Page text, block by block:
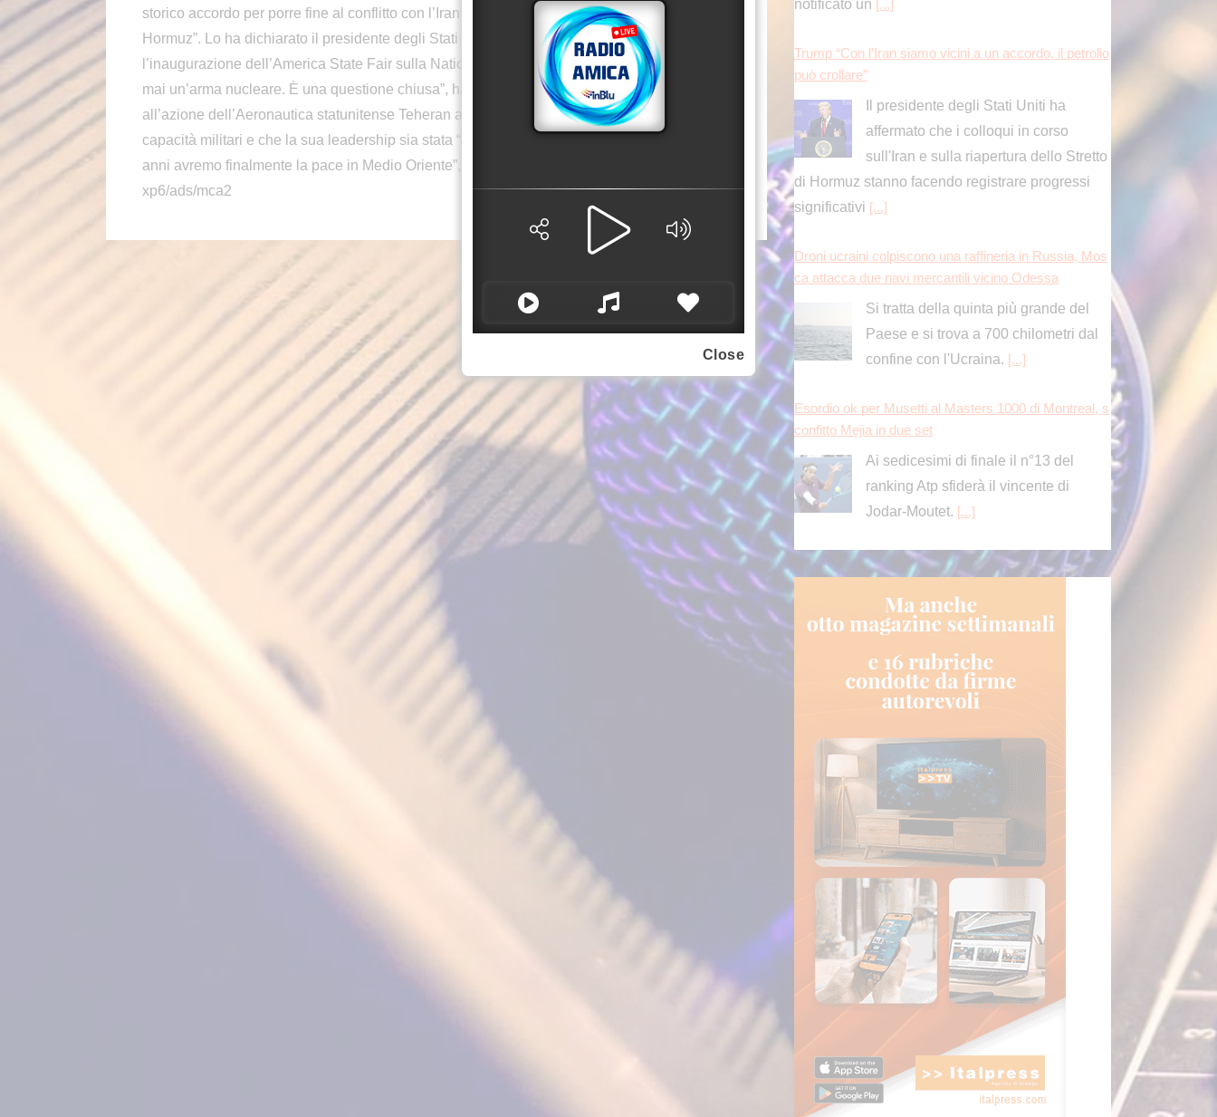
storico accordo per porre fine al conflitto con l’Iran e riaprire completamente lo Stretto di
Hormuz”. Lo ha dichiarato il presidente degli Stati Uniti Donald Trump durante il raduno per
l’inaugurazione dell’America State Fair sulla National Mall di Washington. “L’Iran non avrà
mai un’arma nucleare. È una questione chiusa”, ha aggiunto Trump, sostenendo che grazie
all’azione dell’Aeronautica statunitense Teheran abbia perso gran parte delle proprie
capacità militari e che la sua leadership sia stata “annientata. Per la prima volta in tremila
anni avremo finalmente la pace in Medio Oriente”, ha affermato il presidente americano.
xp6/ads/mca2
significativi[...]
Droni ucraini colpiscono una raffineria in Russia, Mos
ca attacca due navi mercantili vicino Odessa
Si tratta della quinta più grande del
Paese e si trova a 700 chilometri dal
confine con l'Ucraina.[...]
Esordio ok per Musetti al Masters 1000 di Montreal, s
Ai sedicesimi di finale il n°13 del
ranking Atp sfiderà il vincente di
Jodar-Moutet.[...]
Scoperto danno erariale da 600 mila euro nella gestio
L'indagine della Guardia di Finanza di
Catanzaro ha svelato un sistema
ideato da un gruppo imprenditoriale
per aggiudicarsi gli appalti offrendo ribassi d'asta
superiori al 50%.[...]
Close